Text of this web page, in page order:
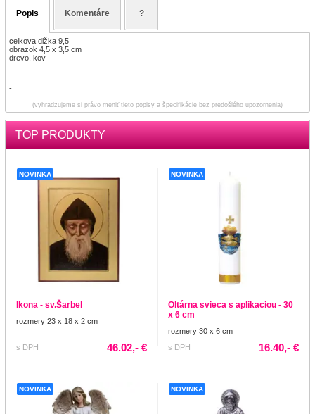
Popis Komentáre ?
celkova dlžka 9,5
obrazok 4,5 x 3,5 cm
drevo, kov
-
(vyhradzujeme si právo meniť tieto popisy a špecifikácie bez predošlého upozornenia)
TOP PRODUKTY
NOVINKA
Ikona - sv.Šarbel
rozmery 23 x 18 x 2 cm
s DPH 46.02,- €
NOVINKA
Oltárna svieca s aplikaciou - 30
x 6 cm
rozmery 30 x 6 cm
s DPH
16.40,- €
NOVINKA NOVINKA